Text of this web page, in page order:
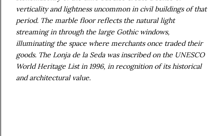
verticality and lightness uncommon in civil buildings of that
period. The marble floor reflects the natural light
streaming in through the large Gothic windows,
illuminating the space where merchants once traded their
goods. The Lonja de la Seda was inscribed on the UNESCO
World Heritage List in 1996, in recognition of its historical
and architectural value.